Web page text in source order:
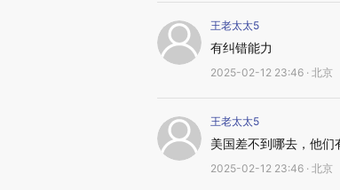
王老太太5
有纠错能力
2025-02-12 23:46 · 北京
王老太太5
美国差不到哪去，他
2025-02-12 23:46 · 北京